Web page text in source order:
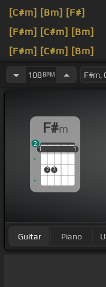
[C#m] [Bm] [F#]
[F#m] [C#m] [Bm]
[F#m] [C#m] [Bm]
[F#m] [Bm]
108BPM
F#m
1
2 3
1
1 1
2
Guitar Piano